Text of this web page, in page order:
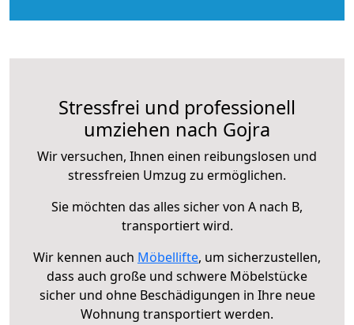
Stressfrei und professionell
umziehen nach Gojra
Wir versuchen, Ihnen einen reibungslosen und
stressfreien Umzug zu ermöglichen.
Sie möchten das alles sicher von A nach B,
transportiert wird.
Wir kennen auch Möbellifte, um sicherzustellen,
dass auch große und schwere Möbelstücke
sicher und ohne Beschädigungen in Ihre neue
Wohnung transportiert werden.